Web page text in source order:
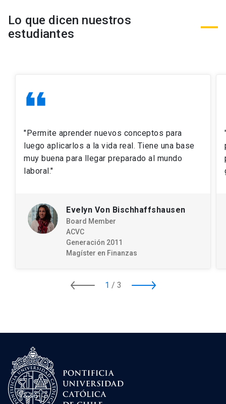
Lo que dicen nuestros
estudiantes
format_quote
"Permite aprender nuevos conceptos para
luego aplicarlos a la vida real. Tiene una base
muy buena para llegar preparado al mundo
laboral."
Evelyn Von Bischhaffshausen
Board Member
ACVC
Generación 2011
Magíster en Finanzas
1 / 3